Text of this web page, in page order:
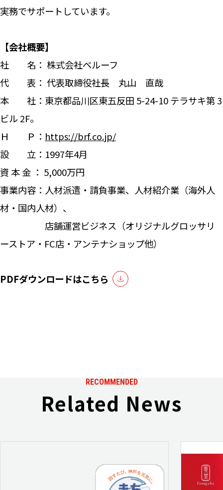
実務でサポートしています。
【会社概要】
社 名： 株式会社ベルーフ
代 表： 代表取締役社長 丸山 直哉
本 社：東京都品川区東五反田 5-24-10 テラサキ第 3
ビル 2F。
Ｈ Ｐ： https://brf.co.jp/
設 立：1997年4月
資 本 金 ： 5,000万円
事業内容：人材派遣・請負事業、人材紹介業（海外人
材・国内人材）、
店舗運営ビジネス（オリジナルグロッサリ
ーストア・FC店・アンテナショップ他）
PDFダウンロードはこちら
RECOMMENDED
Related News